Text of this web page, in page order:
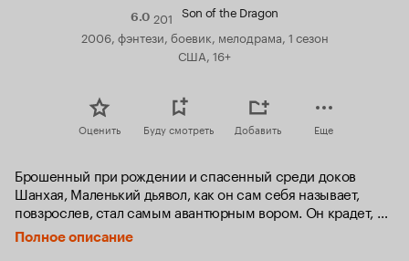
6.0Рейтинг
Кинопоиска
201 Son of the Dragon
2006, фэнтези, боевик, мелодрама, 1 сезон
США, 16+
Оценить Буду смотреть Добавить Еще
Брошенный при рождении и спасенный среди доков
Шанхая, Маленький дьявол, как он сам себя называет,
повзрослев, стал самым авантюрным вором. Он крадет,
чтобы обеспечить продовольствием беспризорных детей,
которых считает своей семьей.
Полное описание